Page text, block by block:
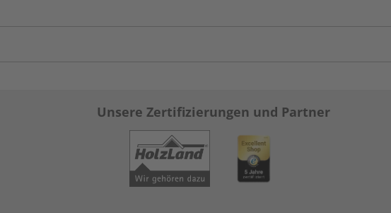
Unsere Zertifizierungen und Partner